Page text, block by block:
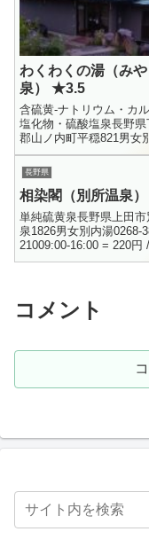
わくわくの湯（み
泉） ★3.5
含硫黄-ナトリウム・カ
塩化物・硫酸塩泉長野県
郡山ノ内町平穏821男女
呂0269-33-2260500円
21:00みやま温泉は、草
路（...
長野県
相染閣（別所温泉
単純硫黄泉長野県上田市
泉1826男女別内湯0268-
21009:00-16:00 = 220円
22:00 =150円9:00 -
コメント